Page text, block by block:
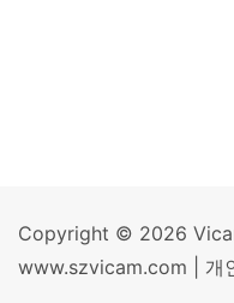
Copyright © 2026
www.szvicam.com | 개